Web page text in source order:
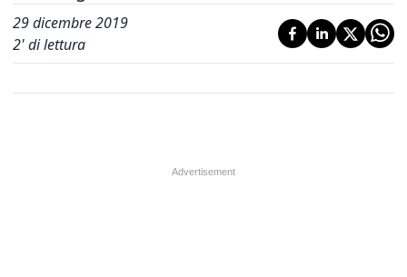
29 dicembre 2019
2' di lettura